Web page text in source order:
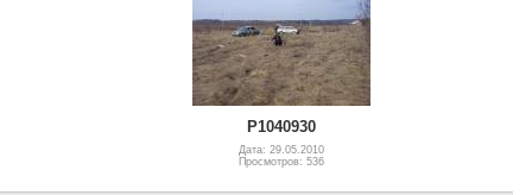
P1040930
Дата: 29.05.2010
Просмотров: 536